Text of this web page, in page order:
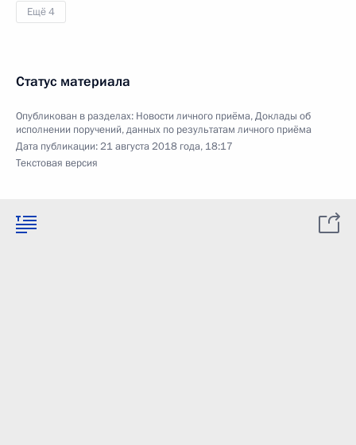
Ещё 4
Статус материала
Опубликован в разделах: Новости личного приёма,Доклады об
исполнении поручений, данных по результатам личного приёма
Дата публикации:21 августа 2018 года, 18:17
Текстовая версия